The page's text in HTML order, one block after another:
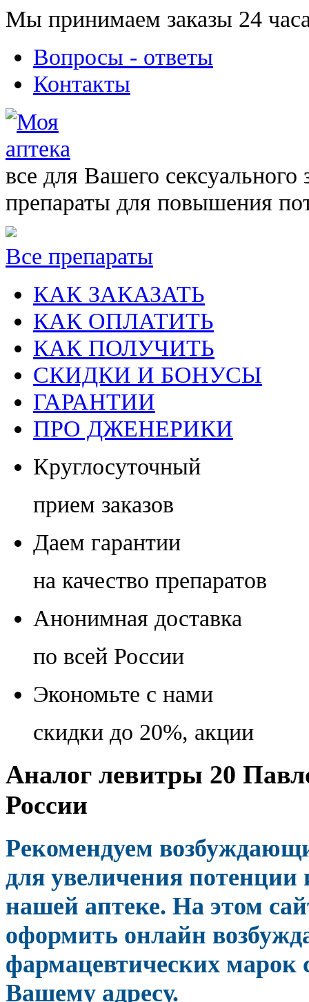
Мы принимаем заказы 24
Вопросы - ответы
Контакты
все для Вашего сексуального
препараты для повышения
Все препараты
КАК ЗАКАЗАТЬ
КАК ОПЛАТИТЬ
КАК ПОЛУЧИТЬ
СКИДКИ И БОНУСЫ
ГАРАНТИИ
ПРО ДЖЕНЕРИКИ
Круглосуточный
прием заказов
Даем гарантии
на качество препаратов
Анонимная доставка
по всей России
Экономьте с нами
скидки до 20%, акции
Аналог левитры 20
России
Рекомендуем
для увеличения потенции
нашей аптеке. На этом
оформить онлайн
фармацевтических марок
Вашему адресу.